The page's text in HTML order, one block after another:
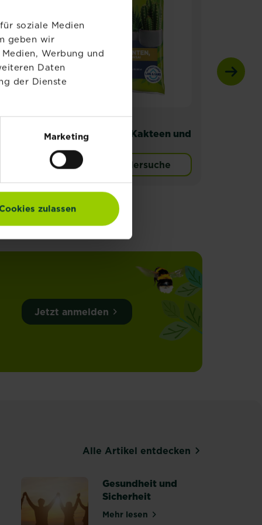
soziale Medien
geben wir
Werbung und
Daten
der Dienste
Marketing
Cookies zulassen
Naturen® Anzucht & Kräutererde Torffrei
Substral®Erde
Sukkulenten, Kakteen und
Bonsai 5 L
Zur Händlersuche
Jetzt anmelden
Alle Artikel entdecken
Gesundheit und
Sicherheit
Mehr lesenüber Gesundheit und